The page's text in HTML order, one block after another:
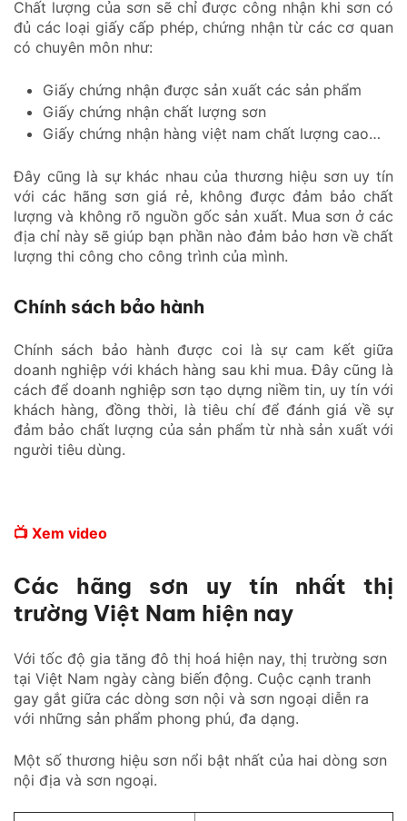
Chất lượng của sơn sẽ chỉ được công nhận khi sơn có
đủ các loại giấy cấp phép, chứng nhận từ các cơ quan
có chuyên môn như:
Giấy chứng nhận được sản xuất các sản phẩm
Giấy chứng nhận chất lượng sơn
Giấy chứng nhận hàng việt nam chất lượng cao…
Đây cũng là sự khác nhau của thương hiệu sơn uy tín
với các hãng sơn giá rẻ, không được đảm bảo chất
lượng và không rõ nguồn gốc sản xuất. Mua sơn ở các
địa chỉ này sẽ giúp bạn phần nào đảm bảo hơn về chất
lượng thi công cho công trình của mình.
Chính sách bảo hành
Chính sách bảo hành được coi là sự cam kết giữa
doanh nghiệp với khách hàng sau khi mua. Đây cũng là
cách để doanh nghiệp sơn tạo dựng niềm tin, uy tín với
khách hàng, đồng thời, là tiêu chí để đánh giá về sự
đảm bảo chất lượng của sản phẩm từ nhà sản xuất với
người tiêu dùng.
📺 Xem video
Các hãng sơn uy tín nhất thị
trường Việt Nam hiện nay
Với tốc độ gia tăng đô thị hoá hiện nay, thị trường sơn
tại Việt Nam ngày càng biến động. Cuộc cạnh tranh
gay gắt giữa các dòng sơn nội và sơn ngoại diễn ra
với những sản phẩm phong phú, đa dạng.
Một số thương hiệu sơn nổi bật nhất của hai dòng sơn
nội địa và sơn ngoại.